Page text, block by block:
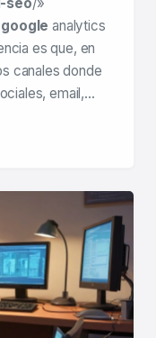
google analytics
es que, en
canales donde
email,…